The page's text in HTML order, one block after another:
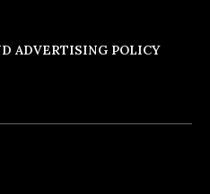
ADVERTISING POLICY